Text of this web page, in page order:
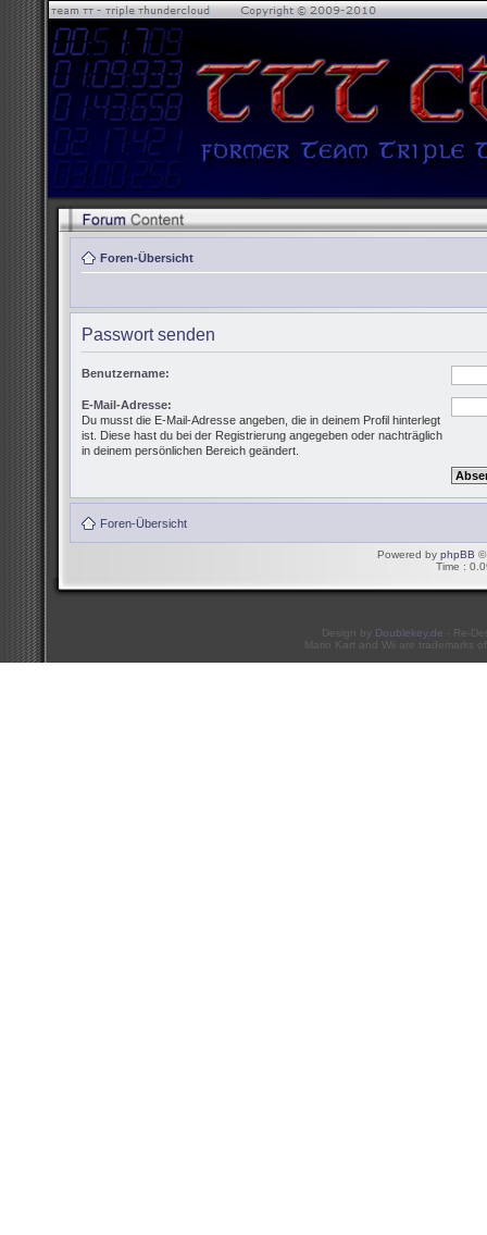
Foren-Übersicht
Passwort senden
Benutzername:
E-Mail-Adresse:
Du musst die E-Mail-Adresse angeben, die in deinem Profil hinterlegt
ist. Diese hast du bei der Registrierung angegeben oder nachträglich
in deinem persönlichen Bereich geändert.
Foren-Übersicht
Powered by phpBB ©
Time :
Design by Doublekey.de - Re-
Mario Kart and Wii are trademarks